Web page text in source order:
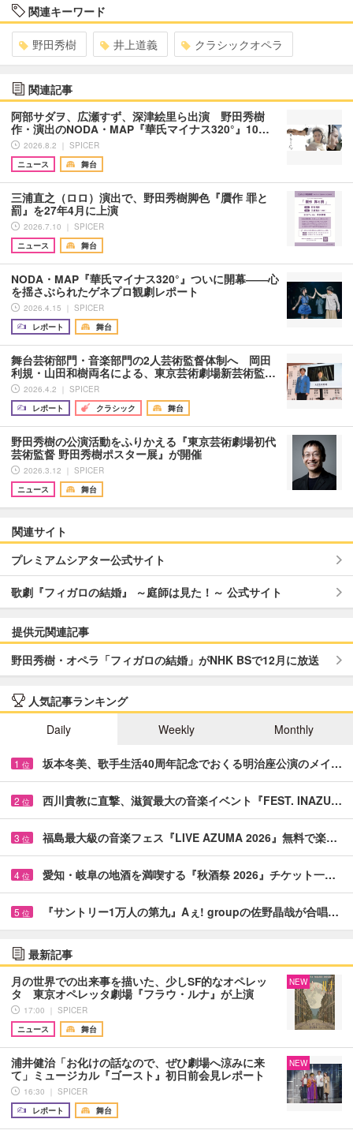
関連キーワード
野田秀樹 井上道義 クラシックオペラ
関連記事
阿部サダヲ、広瀬すず、深津絵里ら出演 野田秀樹
作・演出のNODA・MAP『華氏マイナス320°』10…
2026.8.2 ｜ SPICER
ニュース
舞台
三浦直之（ロロ）演出で、野田秀樹脚色『贋作 罪と
罰』を27年4月に上演
2026.7.10 ｜ SPICER
ニュース
舞台
NODA・MAP『華氏マイナス320°』ついに開幕――心
を揺さぶられたゲネプロ観劇レポート
2026.4.15 ｜ SPICER
レポート
舞台
舞台芸術部門・音楽部門の2人芸術監督体制へ 岡田
利規・山田和樹両名による、東京芸術劇場新芸術監…
2026.4.2 ｜ SPICER
レポート
クラシック 舞台
野田秀樹の公演活動をふりかえる『東京芸術劇場初代
芸術監督 野田秀樹ポスター展』が開催
2026.3.12 ｜ SPICER
ニュース
舞台
関連サイト
プレミアムシアター公式サイト
歌劇『フィガロの結婚』 ～庭師は見た！～ 公式サイト
提供元関連記事
野田秀樹・オペラ「フィガロの結婚」がNHK BSで12月に放送
人気記事ランキング
Daily
Weekly Monthly
1 位 坂本冬美、歌手生活40周年記念でおくる明治座公演のメイ…
2 位 西川貴教に直撃、滋賀最大の音楽イベント『FEST. INAZU…
3 位 福島最大級の音楽フェス『LIVE AZUMA 2026』無料で楽…
4 位 愛知・岐阜の地酒を満喫する『秋酒祭 2026』チケット一…
5 位 『サントリー1万人の第九』Aぇ! groupの佐野晶哉が合唱…
最新記事
月の世界での出来事を描いた、少しSF的なオペレッ
タ 東京オペレッタ劇場『フラウ・ルナ』が上演
17:00 ｜ SPICER
ニュース
舞台
NEW
浦井健治「お化けの話なので、ぜひ劇場へ涼みに来
て」ミュージカル『ゴースト』初日前会見レポート
16:30 ｜ SPICER
レポート
舞台
NEW